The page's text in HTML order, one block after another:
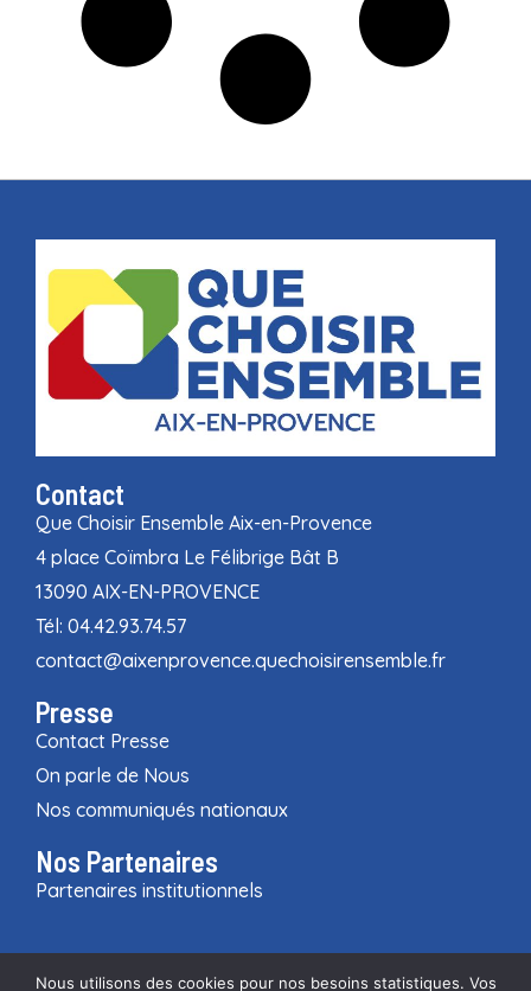
Contact
Que Choisir Ensemble Aix-en-Provence
4 place Coïmbra Le Félibrige Bât B
13090 AIX-EN-PROVENCE
Tél: 04.42.93.74.57
contact@aixenprovence.quechoisirensemble.fr
Presse
Contact Presse
On parle de Nous
Nos communiqués nationaux
Nos Partenaires
Partenaires institutionnels
Nous utilisons des cookies pour nos besoins statistiques. Vos